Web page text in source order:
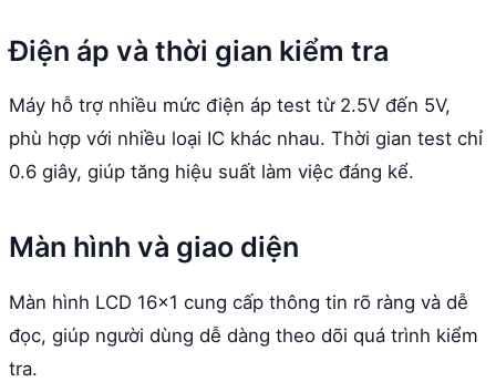
Điện áp và thời gian kiểm tra
Máy hỗ trợ nhiều mức điện áp test từ 2.5V đến 5V,
phù hợp với nhiều loại IC khác nhau. Thời gian test chỉ
0.6 giây, giúp tăng hiệu suất làm việc đáng kể.
Màn hình và giao diện
Màn hình LCD 16x1 cung cấp thông tin rõ ràng và dễ
đọc, giúp người dùng dễ dàng theo dõi quá trình kiểm
tra.